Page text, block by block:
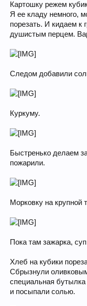
Картошку режем
Я ее кладу немного,
порезать. И кидаем к
душистым перцем.
Следом добавили
Куркуму.
Быстренько делаем
пожарили.
Морковку на крупной
Пока там зажарка,
Хлеб на кубики
Сбрызнули
специальная
и посыпали солью.